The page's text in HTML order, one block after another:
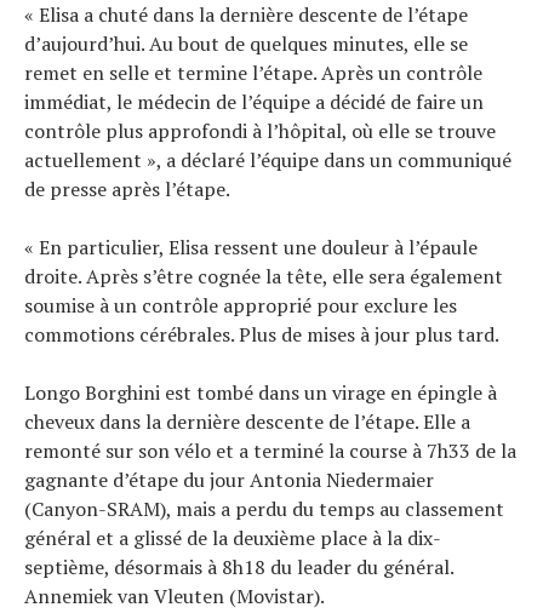
« Elisa a chuté dans la dernière descente de l’étape
d’aujourd’hui. Au bout de quelques minutes, elle se
remet en selle et termine l’étape. Après un contrôle
immédiat, le médecin de l’équipe a décidé de faire un
contrôle plus approfondi à l’hôpital, où elle se trouve
actuellement », a déclaré l’équipe dans un communiqué
de presse après l’étape.
« En particulier, Elisa ressent une douleur à l’épaule
droite. Après s’être cognée la tête, elle sera également
soumise à un contrôle approprié pour exclure les
commotions cérébrales. Plus de mises à jour plus tard.
Longo Borghini est tombé dans un virage en épingle à
cheveux dans la dernière descente de l’étape. Elle a
remonté sur son vélo et a terminé la course à 7h33 de la
gagnante d’étape du jour Antonia Niedermaier
(Canyon-SRAM), mais a perdu du temps au classement
général et a glissé de la deuxième place à la dix-
septième, désormais à 8h18 du leader du général.
Annemiek van Vleuten (Movistar).
Actualités
Technologies
Tests de produits
Conseils
Tendances
Tous nos articles
À propos